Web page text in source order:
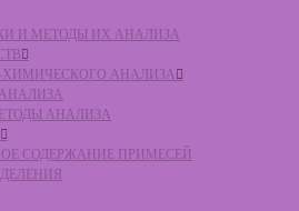
И МЕТОДЫ ИХ АНАЛИЗА
ХИМИЧЕСКОГО АНАЛИЗА
АНАЛИЗА
АНАЛИЗА
СОДЕРЖАНИЕ ПРИМЕСЕЙ